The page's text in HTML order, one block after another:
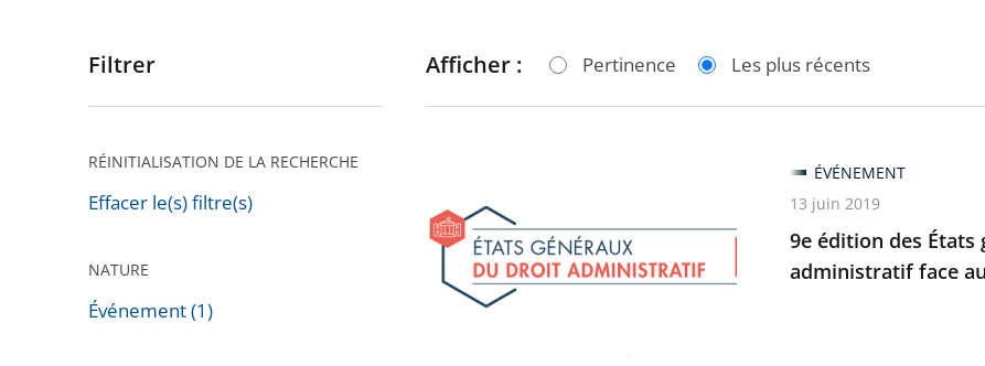
Passer
pour
après
Filtrer
RÉINITIALISATION DE LA RECHERCHE
Effacer le(s) filtre(s)
NATURE
Événement (1)
Afficher : Pertinence Les plus récents
édition
des
généraux
9e édition des
administratif face
ÉVÉNEMENT
13 juin 2019